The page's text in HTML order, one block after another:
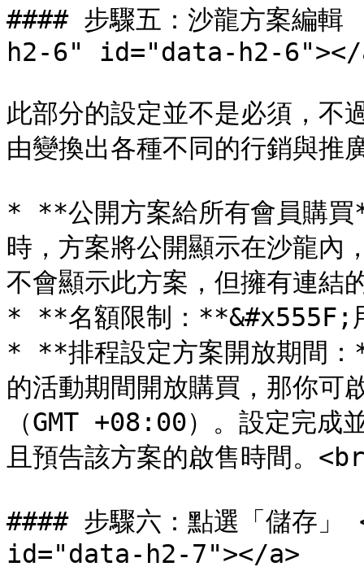
#### 步驟五：沙龍方案編
h2-6" id="data-h2-6"></
此部分的設定並不是必須，不
由變換出各種不同的行銷與推
* **公開方案給所有會員購買
時，方案將公開顯示在沙龍內
不會顯示此方案，但擁有連結
* **名額限制：**&#x555F;
* **排程設定方案開放期間
的活動期間開放購買，那你可
（GMT +08:00）。設定完成
且預告該方案的啟售時間。
#### 步驟六：點選「儲
id="data-h2-7"></a>